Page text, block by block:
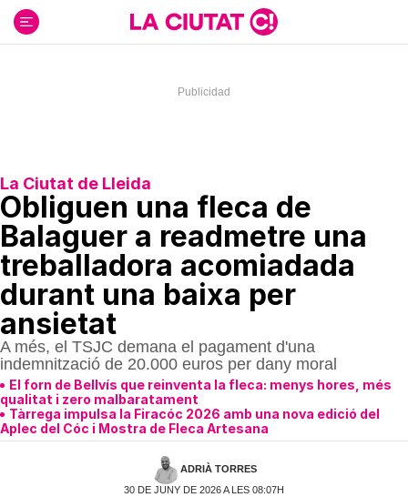
contenido
La Ciutat de Lleida
Obliguen una fleca de
Balaguer a readmetre una
treballadora acomiadada
durant una baixa per
ansietat
A més, el TSJC demana el pagament d'una
indemnització de 20.000 euros per dany moral
El forn de Bellvís que reinventa la fleca: menys hores, més
qualitat i zero malbaratament
Tàrrega impulsa la Firacóc 2026 amb una nova edició del
Aplec del Cóc i Mostra de Fleca Artesana
ADRIÀ TORRES
30 DE JUNY DE 2026 A LES 08:07H